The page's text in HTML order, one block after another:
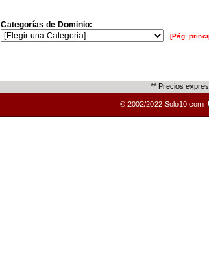
Categorías de Dominio:
[Pág.
** Precios
© 2002/2022 Solo10.com